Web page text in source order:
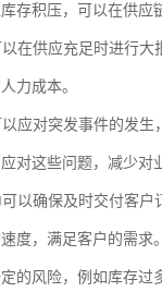
存积压，可以在供应
在供应充足时进行
力成本。
应对突发事件的发
对这些问题，减少对
以确保及时交付客
度，满足客户的需求。
的风险，例如库存